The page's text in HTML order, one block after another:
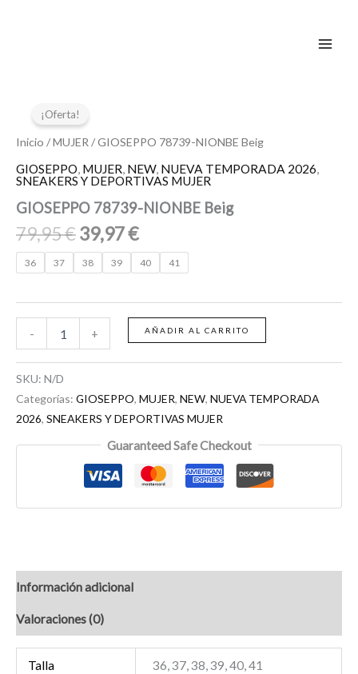
¡Oferta!
Inicio /MUJER / GIOSEPPO 78739-NIONBE Beig
GIOSEPPO, MUJER, NEW, NUEVA TEMPORADA 2026,
SNEAKERS Y DEPORTIVAS MUJER
GIOSEPPO 78739-NIONBE Beig
79,95€
original
79,95 €.
39,97€
actual
39,97 €.
36 37 38 39 40 41
-
78739-
NIONBE
Beig
+ AÑADIR AL CARRITO
SKU: N/D
Categorías: GIOSEPPO, MUJER, NEW, NUEVA TEMPORADA
2026, SNEAKERS Y DEPORTIVAS MUJER
Guaranteed Safe Checkout
Información adicional
Valoraciones (0)
Talla 36, 37, 38, 39, 40, 41